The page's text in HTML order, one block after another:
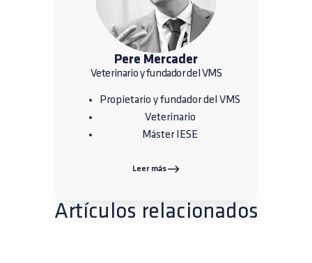
Pere Mercader
Veterinario y fundador del VMS
Propietario y fundador del VMS
Veterinario
Máster IESE
Leer más
Artículos relacionados